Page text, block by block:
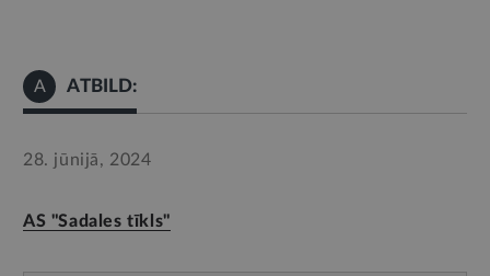
A ATBILD:
28. jūnijā, 2024
AS "Sadales tīkls"